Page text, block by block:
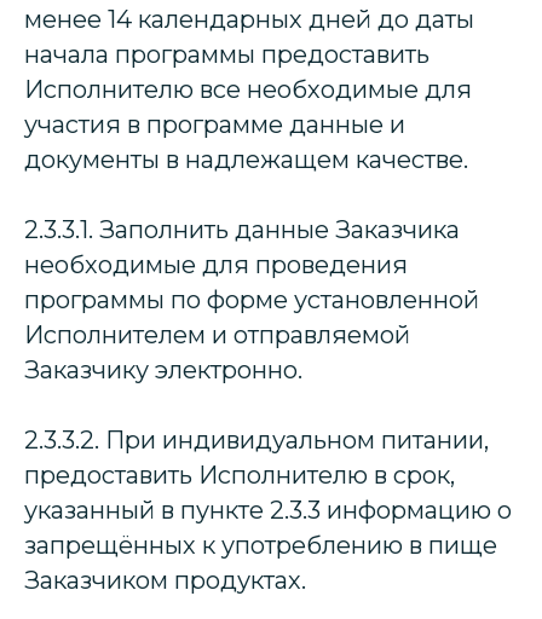
менее 14 календарных дней до даты
начала программы предоставить
Исполнителю все необходимые для
участия в программе данные и
документы в надлежащем качестве.
2.3.3.1. Заполнить данные Заказчика
необходимые для проведения
программы по форме установленной
Исполнителем и отправляемой
Заказчику электронно.
2.3.3.2. При индивидуальном питании,
предоставить Исполнителю в срок,
указанный в пункте 2.3.3 информацию о
запрещённых к употреблению в пище
Заказчиком продуктах.